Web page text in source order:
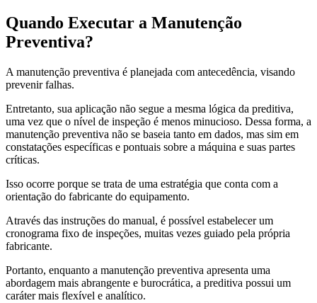
Quando Executar a Manutenção
Preventiva?
A manutenção preventiva é planejada com antecedência, visando
prevenir falhas.
Entretanto, sua aplicação não segue a mesma lógica da preditiva,
uma vez que o nível de inspeção é menos minucioso. Dessa forma, a
manutenção preventiva não se baseia tanto em dados, mas sim em
constatações específicas e pontuais sobre a máquina e suas partes
críticas.
Isso ocorre porque se trata de uma estratégia que conta com a
orientação do fabricante do equipamento.
Através das instruções do manual, é possível estabelecer um
cronograma fixo de inspeções, muitas vezes guiado pela própria
fabricante.
Portanto, enquanto a manutenção preventiva apresenta uma
abordagem mais abrangente e burocrática, a preditiva possui um
caráter mais flexível e analítico.